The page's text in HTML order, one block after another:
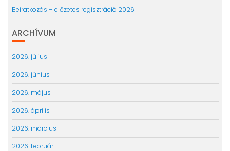
Beiratkozás – előzetes regisztráció 2026
ARCHÍVUM
2026. július
2026. június
2026. május
2026. április
2026. március
2026. február